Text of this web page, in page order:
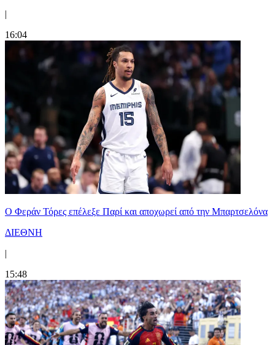
|
16:04
Ο Φεράν Τόρες επέλεξε Παρί και αποχωρεί από την Μπαρτσελόνα
ΔΙΕΘΝΗ
|
15:48